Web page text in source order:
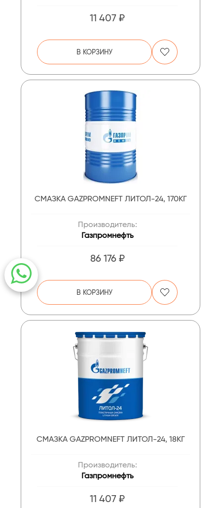
11 407 ₽
В КОРЗИНУ
СМАЗКА GAZPROMNEFT ЛИТОЛ-24, 170КГ
Производитель:
Газпромнефть
86 176 ₽
В КОРЗИНУ
СМАЗКА GAZPROMNEFT ЛИТОЛ-24, 18КГ
Производитель:
Газпромнефть
11 407 ₽